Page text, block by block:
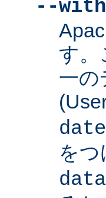
--
す。
一の
を